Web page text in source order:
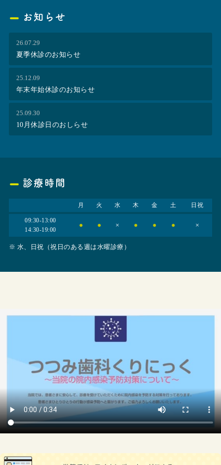
お知らせ
26.07.29
夏季休診のお知らせ
25.12.09
年末年始休診のお知らせ
25.09.30
10月休診日のおしらせ
診療時間
月 火 水 木 金 土 日祝
09:30-13:00
14:30-19:00
● ● × ● ● ● ×
※ 水、日祝（祝日のある週は水曜診療）